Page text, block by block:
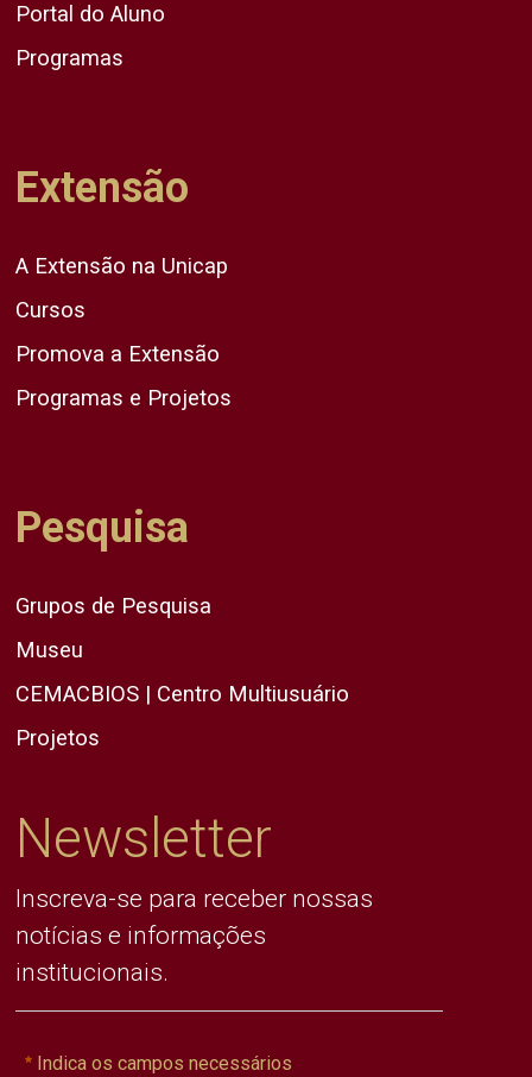
Portal do Aluno
Programas
Extensão
A Extensão na Unicap
Cursos
Promova a Extensão
Programas e Projetos
Pesquisa
Grupos de Pesquisa
Museu
CEMACBIOS | Centro Multiusuário
Projetos
Newsletter
Inscreva-se para receber nossas
notícias e informações
institucionais.
Indica os campos necessários